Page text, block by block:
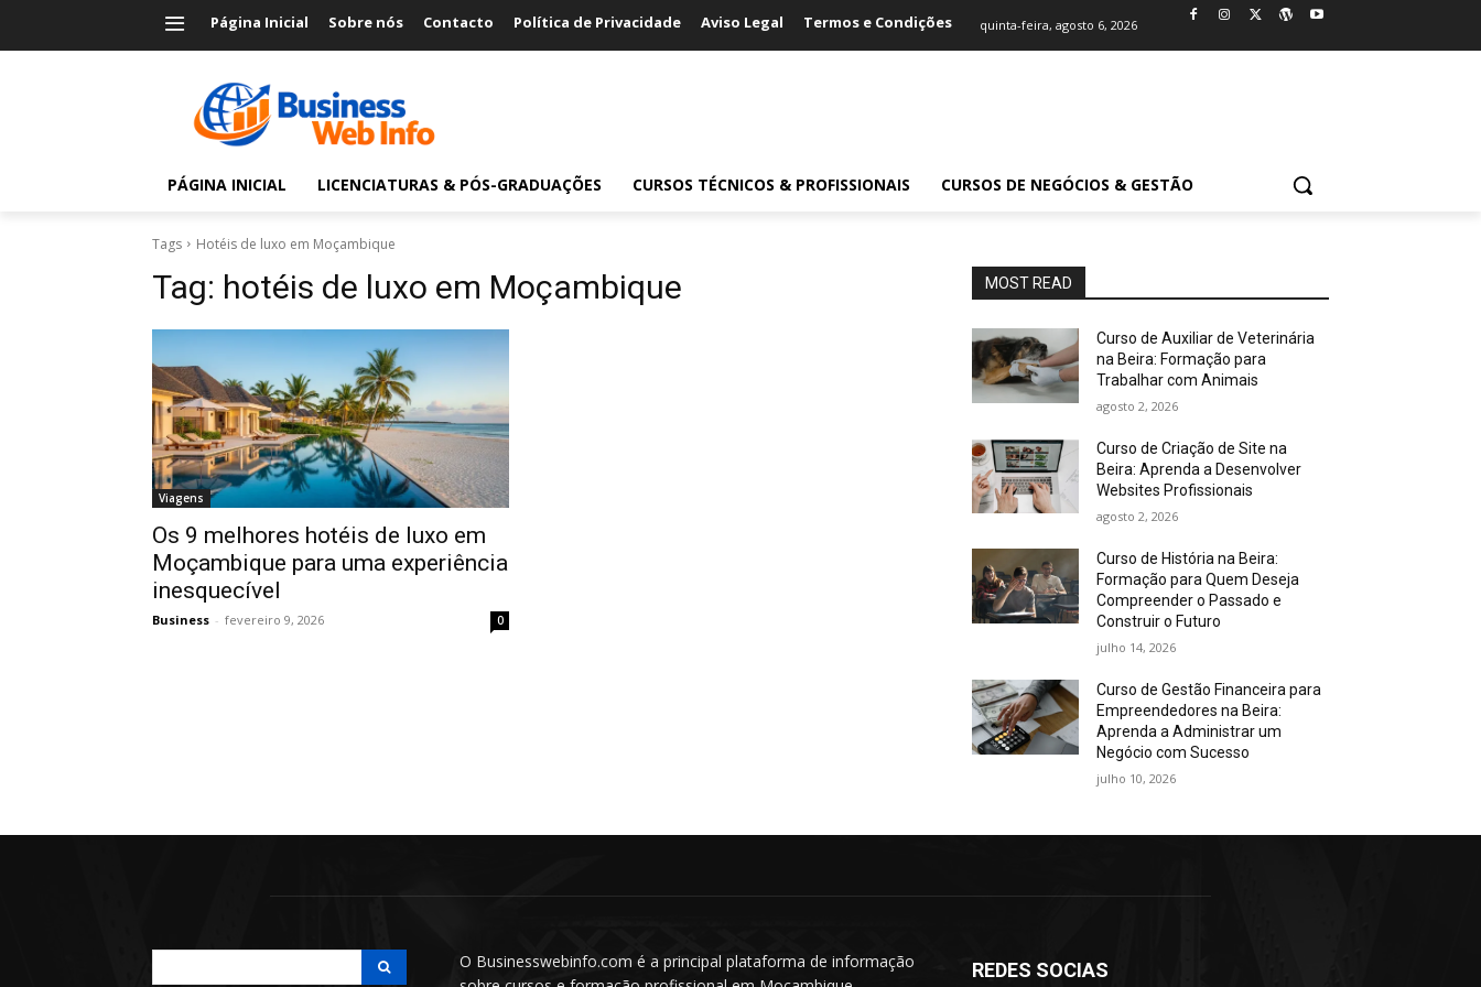
Página Inicial Sobre nós Contacto Política de Privacidade Aviso Legal Termos e Condições quinta-feira, agosto 6, 2026
PÁGINA INICIAL LICENCIATURAS & PÓS-GRADUAÇÕES CURSOS TÉCNICOS & PROFISSIONAIS CURSOS DE NEGÓCIOS & GESTÃO
Tags Hotéis de luxo em Moçambique
Tag: hotéis de luxo em Moçambique
Viagens
Os 9 melhores hotéis de luxo em
Moçambique para uma experiência
inesquecível
Business - fevereiro 9, 2026 0
MOST READ
Curso de Auxiliar de Veterinária
na Beira: Formação para
Trabalhar com Animais
agosto 2, 2026
Curso de Criação de Site na
Beira: Aprenda a Desenvolver
Websites Profissionais
agosto 2, 2026
Curso de História na Beira:
Formação para Quem Deseja
Compreender o Passado e
Construir o Futuro
julho 14, 2026
Curso de Gestão Financeira para
Empreendedores na Beira:
Aprenda a Administrar um
Negócio com Sucesso
julho 10, 2026
O Businesswebinfo.com é a principal plataforma de informação
REDES SOCIAS